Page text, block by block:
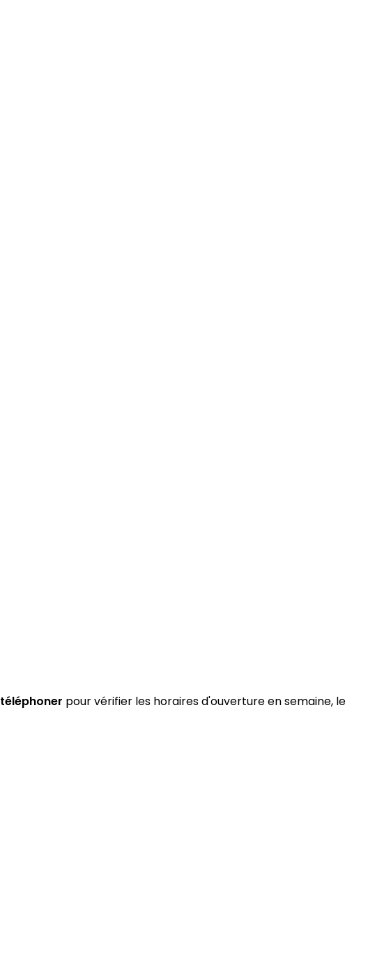
téléphoner pour vérifier les horaires d'ouverture en semaine, le